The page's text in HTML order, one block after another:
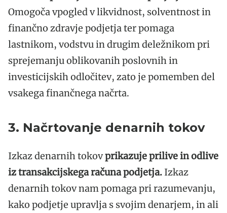
Omogoča vpogled v likvidnost, solventnost in
finančno zdravje podjetja ter pomaga
lastnikom, vodstvu in drugim deležnikom pri
sprejemanju oblikovanih poslovnih in
investicijskih odločitev, zato je pomemben del
vsakega finančnega načrta.
3. Načrtovanje denarnih tokov
Izkaz denarnih tokovprikazuje prilive in odlive
iz transakcijskega računa podjetja. Izkaz
denarnih tokov nam pomaga pri razumevanju,
kako podjetje upravlja s svojim denarjem, in ali